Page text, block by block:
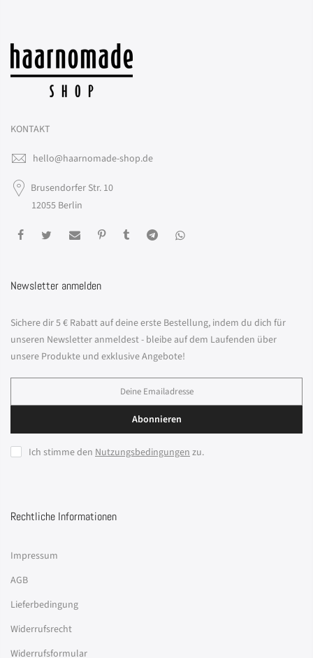
KONTAKT
hello@haarnomade-shop.de
Brusendorfer Str. 10
12055 Berlin
Newsletter anmelden
Sichere dir 5 € Rabatt auf deine erste Bestellung, indem du dich für
unseren Newsletter anmeldest - bleibe auf dem Laufenden über
unsere Produkte und exklusive Angebote!
Abonnieren
Ich stimme den Nutzungsbedingungenzu.
Rechtliche Informationen
Impressum
AGB
Lieferbedingung
Widerrufsrecht
Widerrufsformular